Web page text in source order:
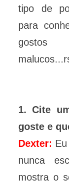
tipo de
para
1. Cite
goste e
Dexter:
nunca
mostra o